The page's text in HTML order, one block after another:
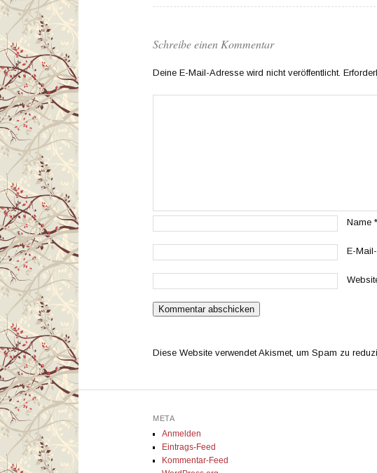
Schreibe einen Kommentar
Deine E-Mail-Adresse wird nicht veröffentlicht.
Name *
E-
Diese Website verwendet Akismet, um Spam zu
META
Anmelden
Eintrags-Feed
Kommentar-Feed